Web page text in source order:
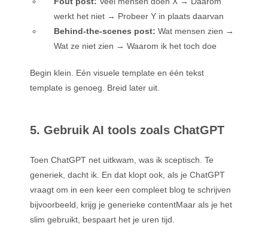
werkt het niet → Probeer Y in plaats daarvan
Behind-the-scenes post: Wat mensen zien →
Wat ze niet zien → Waarom ik het toch doe
Begin klein. Eén visuele template en één tekst
template is genoeg. Breid later uit.
5. Gebruik AI tools zoals ChatGPT
Toen ChatGPT net uitkwam, was ik sceptisch. Te
generiek, dacht ik. En dat klopt ook, als je ChatGPT
vraagt om in een keer een compleet blog te schrijven
bijvoorbeeld, krijg je generieke contentMaar als je het
slim gebruikt, bespaart het je uren tijd.